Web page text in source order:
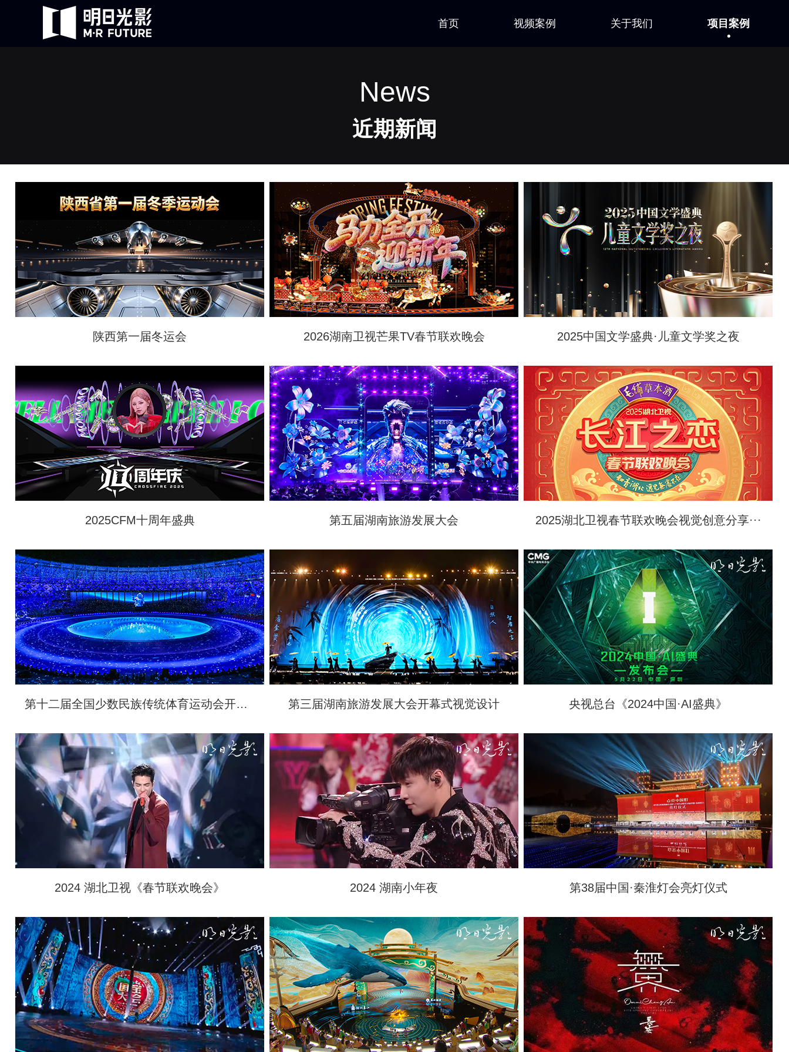
首页 视频案例 关于我们 项目案例
News
近期新闻
陕西第一届冬运会 2026湖南卫视芒果TV春节联欢晚会 2025中国文学盛典·儿童文学奖之夜
2025CFM十周年盛典 第五届湖南旅游发展大会 2025湖北卫视春节联欢晚会视觉创意分享···
第十二届全国少数民族传统体育运动会开幕式视觉设计 第三届湖南旅游发展大会开幕式视觉设计 央视总台《2024中国·AI盛典》
2024 湖北卫视《春节联欢晚会》 2024 湖南小年夜 第38届中国·秦淮灯会亮灯仪式